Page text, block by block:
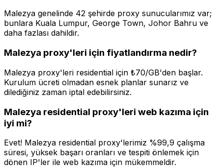
Malezya genelinde 42 şehirde proxy sunucularımız var;
bunlara Kuala Lumpur, George Town, Johor Bahru ve
daha fazlası dahildir.
Malezya proxy'leri için fiyatlandırma nedir?
Malezya proxy'leri residential için ₺70/GB'den başlar.
Kurulum ücreti olmadan esnek planlar sunarız ve
dilediğiniz zaman iptal edebilirsiniz.
Malezya residential proxy'leri web kazıma için
iyi mi?
Evet! Malezya residential proxy'lerimiz %99,9 çalışma
süresi, yüksek başarı oranları ve tespiti önlemek için
dönen IP'ler ile web kazıma için mükemmeldir.